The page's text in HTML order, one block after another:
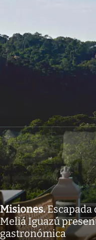
Misiones.Escapada
Meliá Iguazú
gastronómica